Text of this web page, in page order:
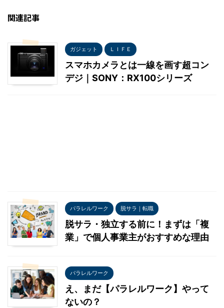
関連記事
ガジェット ＬＩＦＥ
スマホカメラとは一線を画す超コン
デジ｜SONY：RX100シリーズ
パラレルワーク 脱サラ｜転職
脱サラ・独立する前に！まずは「複
業」で個人事業主がおすすめな理由
パラレルワーク
え、まだ【パラレルワーク】やって
ないの？